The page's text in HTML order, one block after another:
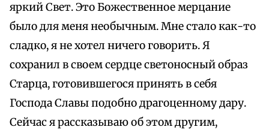
яркий Свет. Это Божественное мерцание
было для меня необычным. Мне стало как-то
сладко, я не хотел ничего говорить. Я
сохранил в своем сердце светоносный образ
Старца, готовившегося принять в себя
Господа Славы подобно драгоценному дару.
Сейчас я рассказываю об этом другим,